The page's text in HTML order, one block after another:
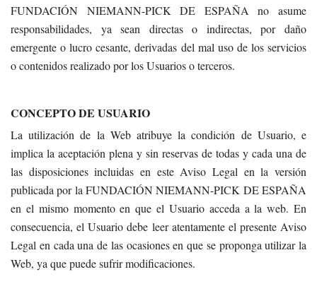
FUNDACIÓN NIEMANN-PICK DE ESPAÑA no asume
responsabilidades, ya sean directas o indirectas, por daño
emergente o lucro cesante, derivadas del mal uso de los servicios
o contenidos realizado por los Usuarios o terceros.
CONCEPTO DE USUARIO
La utilización de la Web atribuye la condición de Usuario, e
implica la aceptación plena y sin reservas de todas y cada una de
las disposiciones incluidas en este Aviso Legal en la versión
publicada por la FUNDACIÓN NIEMANN-PICK DE ESPAÑA
en el mismo momento en que el Usuario acceda a la web. En
consecuencia, el Usuario debe leer atentamente el presente Aviso
Legal en cada una de las ocasiones en que se proponga utilizar la
Web, ya que puede sufrir modificaciones.